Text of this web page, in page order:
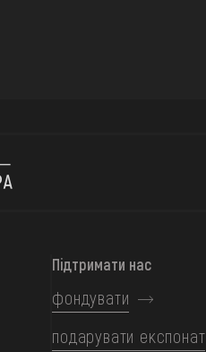
Підтримати нас
фондувати
подарувати експонат